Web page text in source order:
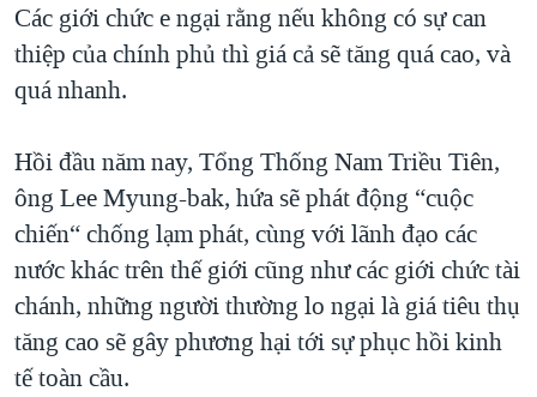
Các giới chức e ngại rằng nếu không có sự can
thiệp của chính phủ thì giá cả sẽ tăng quá cao, và
quá nhanh.
Hồi đầu năm nay, Tổng Thống Nam Triều Tiên,
ông Lee Myung-bak, hứa sẽ phát động “cuộc
chiến“ chống lạm phát, cùng với lãnh đạo các
nước khác trên thế giới cũng như các giới chức tài
chánh, những người thường lo ngại là giá tiêu thụ
tăng cao sẽ gây phương hại tới sự phục hồi kinh
tế toàn cầu.